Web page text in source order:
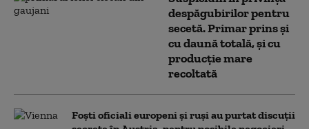
despăgubirilor pentru
secetă. Primar prins și
cu daună totală, și cu
producție mare
recoltată
Foști oficiali europeni și ruși au purtat discuții